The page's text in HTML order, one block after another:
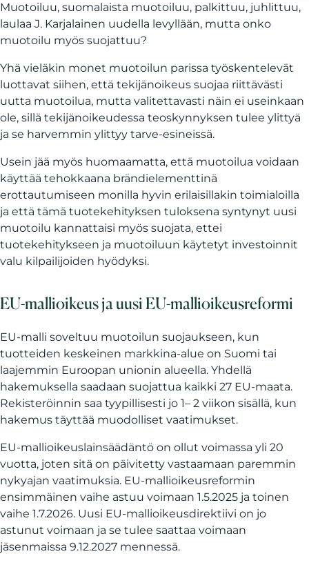
Muotoiluu, suomalaista muotoiluu, palkittuu, juhlittuu,
laulaa J. Karjalainen uudella levyllään, mutta onko
muotoilu myös suojattuu?
Yhä vieläkin monet muotoilun parissa työskentelevät
luottavat siihen, että tekijänoikeus suojaa riittävästi
uutta muotoilua, mutta valitettavasti näin ei useinkaan
ole, sillä tekijänoikeudessa teoskynnyksen tulee ylittyä
ja se harvemmin ylittyy tarve-esineissä.
Usein jää myös huomaamatta, että muotoilua voidaan
käyttää tehokkaana brändielementtinä
erottautumiseen monilla hyvin erilaisillakin toimialoilla
ja että tämä tuotekehityksen tuloksena syntynyt uusi
muotoilu kannattaisi myös suojata, ettei
tuotekehitykseen ja muotoiluun käytetyt investoinnit
valu kilpailijoiden hyödyksi.
EU-mallioikeus ja uusi EU-mallioikeusreformi
EU-malli soveltuu muotoilun suojaukseen, kun
tuotteiden keskeinen markkina-alue on Suomi tai
laajemmin Euroopan unionin alueella. Yhdellä
hakemuksella saadaan suojattua kaikki 27 EU-maata.
Rekisteröinnin saa tyypillisesti jo 1– 2 viikon sisällä, kun
hakemus täyttää muodolliset vaatimukset.
EU-mallioikeuslainsäädäntö on ollut voimassa yli 20
vuotta, joten sitä on päivitetty vastaamaan paremmin
nykyajan vaatimuksia. EU-mallioikeusreformin
ensimmäinen vaihe astuu voimaan 1.5.2025 ja toinen
vaihe 1.7.2026. Uusi EU-mallioikeusdirektiivi on jo
astunut voimaan ja se tulee saattaa voimaan
jäsenmaissa 9.12.2027 mennessä.